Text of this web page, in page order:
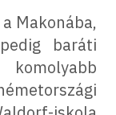
Makonába,
baráti